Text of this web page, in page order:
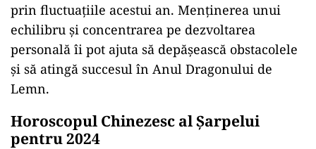
prin fluctuațiile acestui an. Menținerea unui
echilibru și concentrarea pe dezvoltarea
personală îi pot ajuta să depășească obstacolele
și să atingă succesul în Anul Dragonului de
Lemn.
Horoscopul Chinezesc al Șarpelui
pentru 2024